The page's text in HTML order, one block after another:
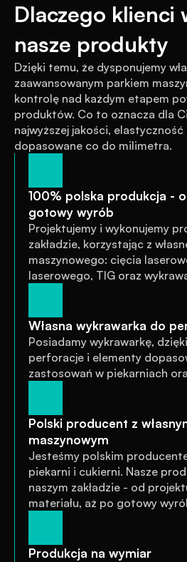
Dlaczego klienci
nasze produkty
Dzięki temu, że dysponujemy
zaawansowanym parkiem
kontrolę nad każdym etapem
produktów. Co to oznacza dla
najwyższej jakości,
dopasowane co do milimetra.
100% polska produkcja -
gotowy wyrób
Projektujemy i wykonujemy
zakładzie, korzystając z
maszynowego: cięcia
laserowego, TIG oraz
Własna wykrawarka do
Posiadamy wykrawarkę,
perforacje i elementy
zastosowań w piekarniach
Polski producent z
maszynowym
Jesteśmy polskim
piekarni i cukierni. Nasze
naszym zakładzie - od
materiału, aż po gotowy
Produkcja na wymiar